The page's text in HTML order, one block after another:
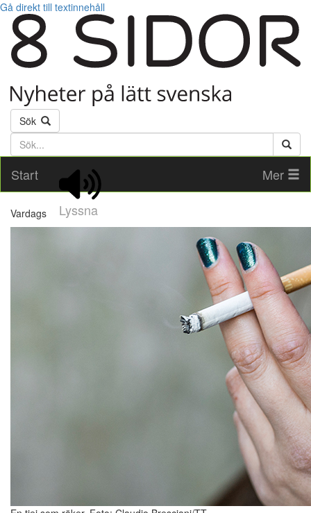
Gå direkt till textinnehåll
Sök
Söktext
Start
Lyssna
Mer
Vardags